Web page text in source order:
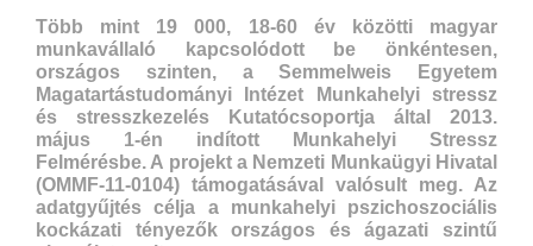
Több mint 19 000, 18-60 év közötti magyar
munkavállaló kapcsolódott be önkéntesen,
országos szinten, a Semmelweis Egyetem
Magatartástudományi Intézet Munkahelyi stressz
és stresszkezelés Kutatócsoportja által 2013.
május 1-én indított Munkahelyi Stressz
Felmérésbe. A projekt a Nemzeti Munkaügyi Hivatal
(OMMF-11-0104) támogatásával valósult meg. Az
adatgyűjtés célja a munkahelyi pszichoszociális
kockázati tényezők országos és ágazati szintű